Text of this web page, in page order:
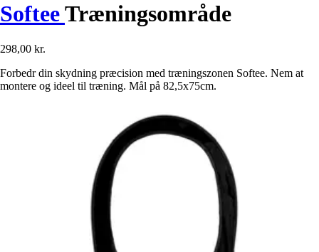
SofteeTræningsområde
298,00 kr.
Forbedr din skydning præcision med træningszonen Softee. Nem at
montere og ideel til træning. Mål på 82,5x75cm.